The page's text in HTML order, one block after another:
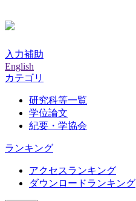
入力補助
English
カテゴリ
研究科等一覧
学位論文
紀要・学協会
ランキング
アクセスランキング
ダウンロードランキング